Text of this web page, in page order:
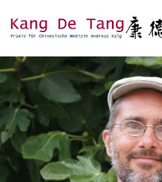
Zum Hauptinhalt